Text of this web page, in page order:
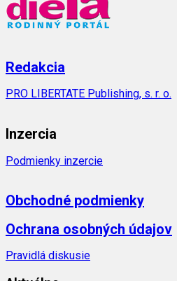
Redakcia
PRO LIBERTATE Publishing, s. r. o.
Inzercia
Podmienky inzercie
Obchodné podmienky
Ochrana osobných údajov
Pravidlá diskusie